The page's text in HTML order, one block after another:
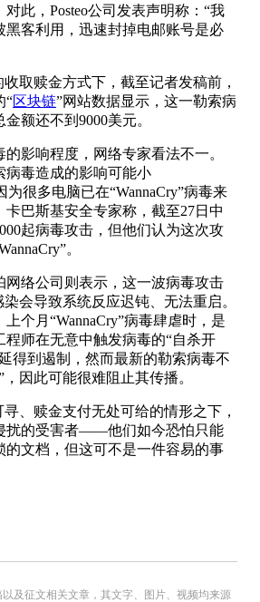
此，Posteo公司发表声明称：“我
黑客利用，迅速封掉电邮账号是必
赎金方式下，截至记者发稿前，
“区块链”网站数据显示，这一勒索病
额还不到9000美元。
响程度，网络专家看法不一。
病毒造成的影响可能小
为很多电脑已在“WannaCry”病毒来
巴斯基安全专家称，截至27日中
起病毒攻击，但他们认为这次攻
。
络公司则表示，这一波病毒攻击
会导致系统反应迟钝、无法重启。
个月“WannaCry”病毒肆虐时，是
程师在无意中触发病毒的“自杀开
得到遏制，然而最新的勒索病毒不
因此可能很难阻止其传播。
赎金支付无处可给的情形之下，
扰的受害者——他们如今恐怕只能
的文档，但这可不是一件容易的事
及征文相关文章，其文字、图片、视频均来源